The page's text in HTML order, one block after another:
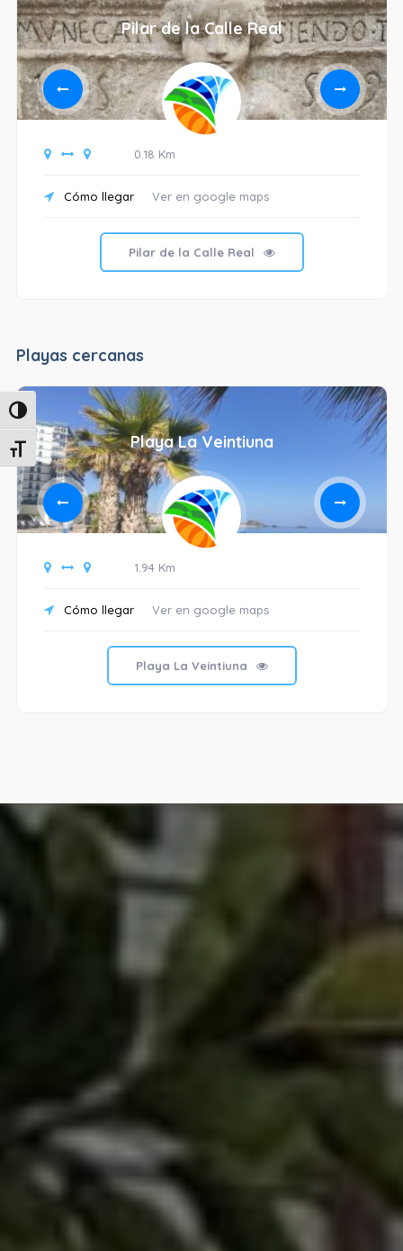
Alternar alto contraste
Alternar tamaño de letra
Pilar de la Calle Real
0.18 Km
Cómo llegar Ver en google maps
Pilar de la Calle Real
Playas cercanas
Playa La Veintiuna
1.94 Km
Cómo llegar Ver en google maps
Playa La Veintiuna